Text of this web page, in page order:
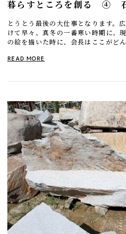
暮らすところを創る ④
とうとう最後の大仕事となります。
けて早々、真冬の一番寒い時期に、
の絵を描いた時に、会長はここがど
READ MORE